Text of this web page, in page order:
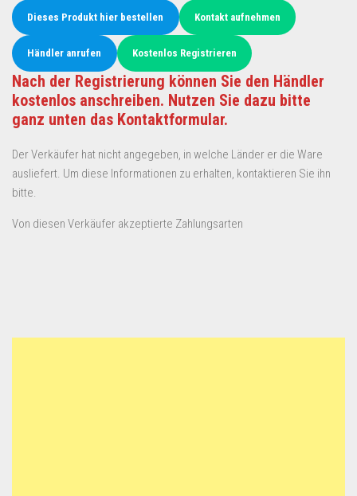
Dieses Produkt hier bestellen Kontakt aufnehmen
Händler anrufen Kostenlos Registrieren
Nach der Registrierung können Sie den Händler
kostenlos anschreiben. Nutzen Sie dazu bitte
ganz unten das Kontaktformular.
Der Verkäufer hat nicht angegeben, in welche Länder er die Ware
ausliefert. Um diese Informationen zu erhalten, kontaktieren Sie ihn
bitte.
Von diesen Verkäufer akzeptierte Zahlungsarten